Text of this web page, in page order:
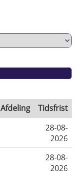
Afdeling
Tidsfrist
28-08-
2026
28-08-
2026